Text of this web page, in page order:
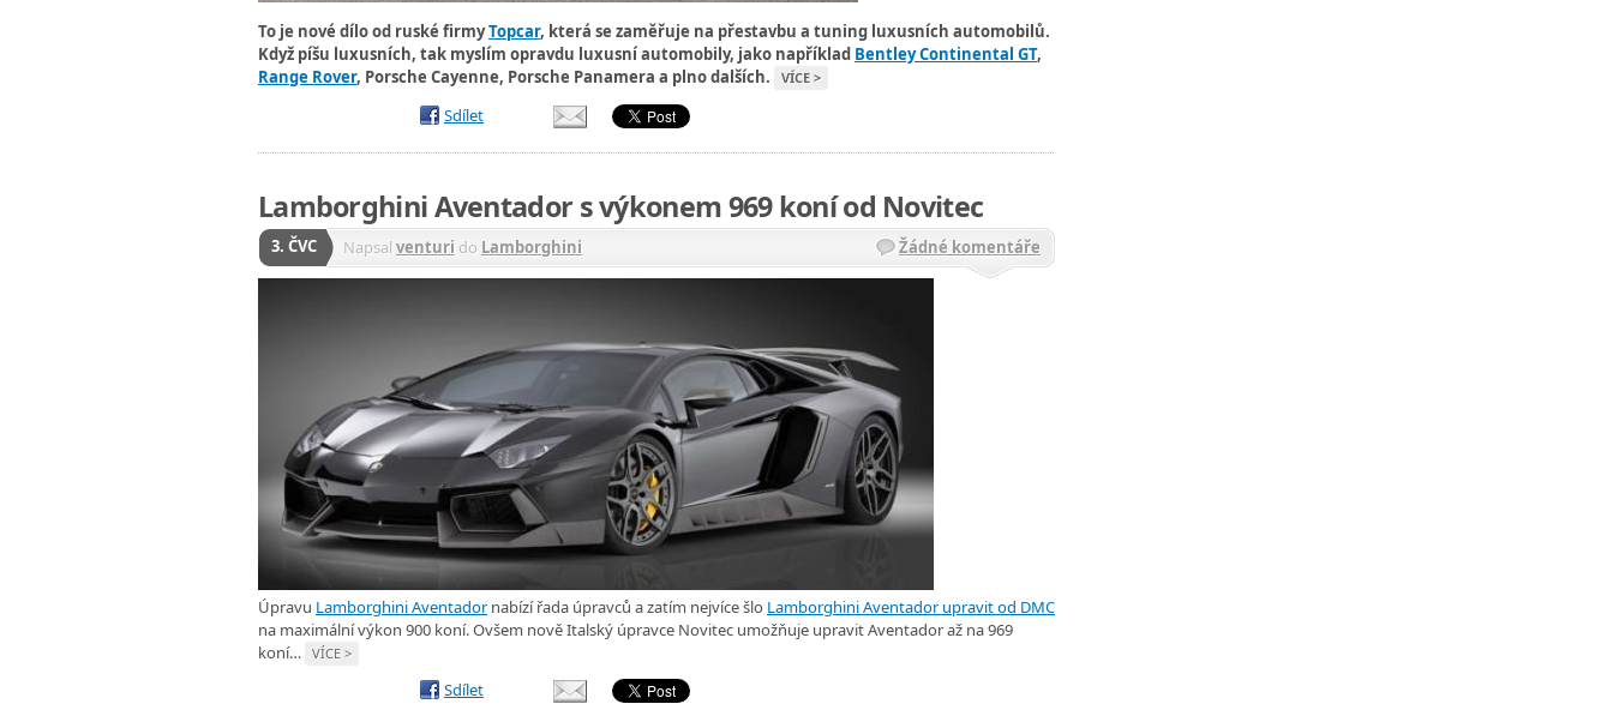
To je nové dílo od ruské firmyTopcar, která se zaměřuje na přestavbu a tuning luxusních automobilů.
Když píšu luxusních, tak myslím opravdu luxusní automobily, jako například Bentley Continental GT,
Range Rover, Porsche Cayenne, Porsche Panamera a plno dalších. VÍCE >
Sdílet
Lamborghini Aventador s výkonem 969 koní od Novitec
3. ČVC Napsal venturi do Lamborghini Žádné komentáře
Úpravu Lamborghini Aventadornabízí řada úpravců a zatím nejvíce šlo Lamborghini Aventador upravit od DMC
na maximální výkon 900 koní. Ovšem nově Italský úpravce Novitec umožňuje upravit Aventador až na 969
koní… VÍCE >
Sdílet